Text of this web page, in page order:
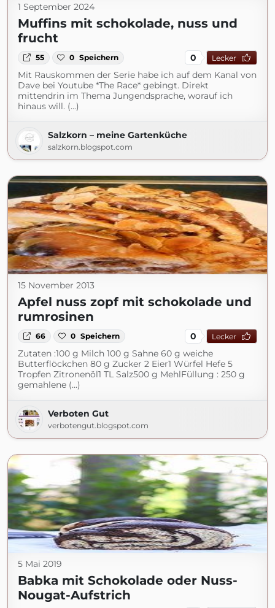
1 September 2024
Muffins mit schokolade, nuss und
frucht
55 0 Speichern 0 Lecker
Mit Rauskommen der Serie habe ich auf dem Kanal von
Dave bei Youtube *The Race* gebingt. Direkt
mittendrin im Thema Jungendsprache, worauf ich
hinaus will. (...)
Salzkorn – meine Gartenküche
salzkorn.blogspot.com
15 November 2013
Apfel nuss zopf mit schokolade und
rumrosinen
66 0 Speichern 0 Lecker
Zutaten :100 g Milch 100 g Sahne 60 g weiche
Butterflöckchen 80 g Zucker 2 Eier1 Würfel Hefe 5
Tropfen Zitronenöl1 TL Salz500 g MehlFüllung : 250 g
gemahlene (...)
Verboten Gut
verbotengut.blogspot.com
5 Mai 2019
Babka mit Schokolade oder Nuss-
Nougat-Aufstrich